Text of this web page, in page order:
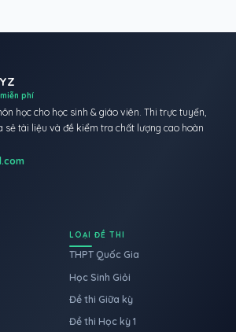
phí
học cho học sinh & giáo viên. Thi trực tuyến,
sẻ tài liệu và đề kiểm tra chất lượng cao hoàn
LOẠI ĐỀ THI
THPT Quốc Gia
Học Sinh Giỏi
Đề thi Giữa kỳ
Đề thi Học kỳ 1